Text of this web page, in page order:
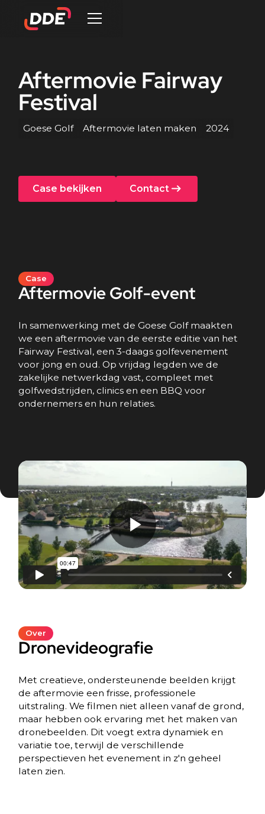
Aftermovie Fairway
Festival
Goese Golf Aftermovie laten maken 2024
Case bekijken Contact
Case
Aftermovie Golf-event
In samenwerking met de Goese Golf maakten
we een aftermovie van de eerste editie van het
Fairway Festival, een 3-daags golfevenement
voor jong en oud. Op vrijdag legden we de
zakelijke netwerkdag vast, compleet met
golfwedstrijden, clinics en een BBQ voor
ondernemers en hun relaties.
Over
Dronevideografie
Met creatieve, ondersteunende beelden krijgt
de aftermovie een frisse, professionele
uitstraling. We filmen niet alleen vanaf de grond,
maar hebben ook ervaring met het maken van
dronebeelden. Dit voegt extra dynamiek en
variatie toe, terwijl de verschillende
perspectieven het evenement in z'n geheel
laten zien.